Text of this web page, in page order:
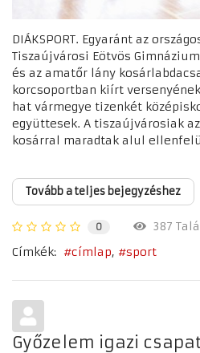
DIÁKSPORT. Egyaránt az
Tiszaújvárosi Eötvös
és az amatőr lány
korcsoportban kiírt
hat vármegye tizenkét
együttesek. A tiszaújvárosiak
kosárral maradtak alul
Tovább a teljes bejegyzéshez
0
387
Címkék:
címlap sport
Győzelem igazi